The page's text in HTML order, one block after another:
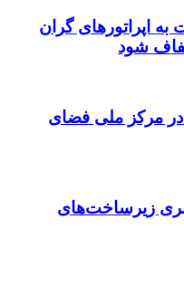
به اپراتورهای گران
شود
در مرکز ملی فضای
زیرساخت‌های